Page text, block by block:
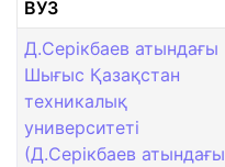
ВУЗ
Д.Серікбаев атындағы
Шығыс Қазақстан
техникалық
университеті
(Д.Серікбаев атындағы